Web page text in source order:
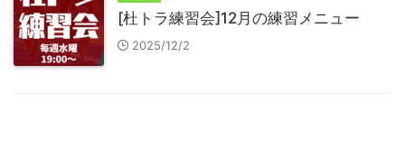
[杜トラ練習会]12月の練習メニュー
2025/12/2